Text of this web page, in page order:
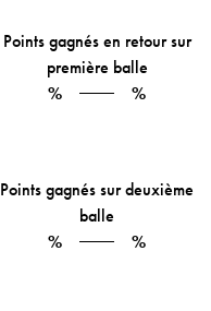
Points gagnés en retour sur
première balle
%
%
Points gagnés sur deuxième
balle
%
%